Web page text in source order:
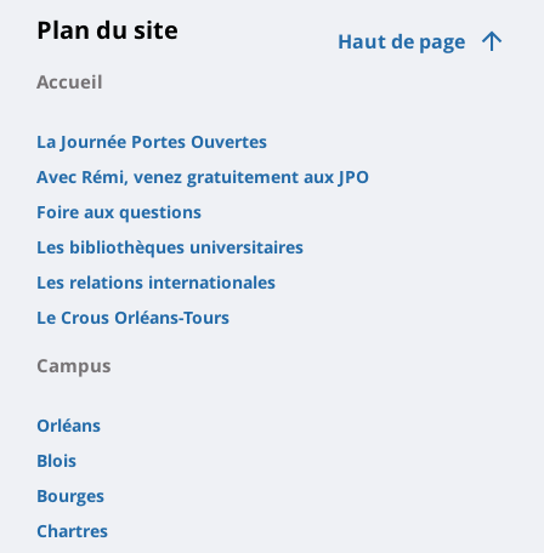
Haut de page
Plan du site
Accueil
La Journée Portes Ouvertes
Avec Rémi, venez gratuitement aux JPO
Foire aux questions
Les bibliothèques universitaires
Les relations internationales
Le Crous Orléans-Tours
Campus
Orléans
Blois
Bourges
Chartres